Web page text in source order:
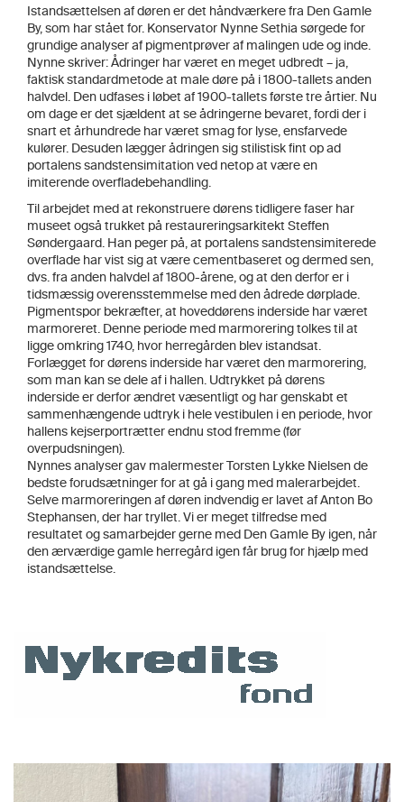
Istandsættelsen af døren er det håndværkere fra Den Gamle
By, som har stået for. Konservator Nynne Sethia sørgede for
grundige analyser af pigmentprøver af malingen ude og inde.
Nynne skriver: Ådringer har været en meget udbredt – ja,
faktisk standardmetode at male døre på i 1800-tallets anden
halvdel. Den udfases i løbet af 1900-tallets første tre årtier. Nu
om dage er det sjældent at se ådringerne bevaret, fordi der i
snart et århundrede har været smag for lyse, ensfarvede
kulører. Desuden lægger ådringen sig stilistisk fint op ad
portalens sandstensimitation ved netop at være en
imiterende overfladebehandling.
Til arbejdet med at rekonstruere dørens tidligere faser har
museet også trukket på restaureringsarkitekt Steffen
Søndergaard. Han peger på, at portalens sandstensimiterede
overflade har vist sig at være cementbaseret og dermed sen,
dvs. fra anden halvdel af 1800-årene, og at den derfor er i
tidsmæssig overensstemmelse med den ådrede dørplade.
Pigmentspor bekræfter, at hoveddørens inderside har været
marmoreret. Denne periode med marmorering tolkes til at
ligge omkring 1740, hvor herregården blev istandsat.
Forlægget for dørens inderside har været den marmorering,
som man kan se dele af i hallen. Udtrykket på dørens
inderside er derfor ændret væsentligt og har genskabt et
sammenhængende udtryk i hele vestibulen i en periode, hvor
hallens kejserportrætter endnu stod fremme (før
overpudsningen).
Nynnes analyser gav malermester Torsten Lykke Nielsen de
bedste forudsætninger for at gå i gang med malerarbejdet.
Selve marmoreringen af døren indvendig er lavet af Anton Bo
Stephansen, der har tryllet. Vi er meget tilfredse med
resultatet og samarbejder gerne med Den Gamle By igen, når
den ærværdige gamle herregård igen får brug for hjælp med
istandsættelse.